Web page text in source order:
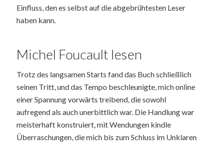
Einfluss, den es selbst auf die abgebrühtesten Leser
haben kann.
Michel Foucault lesen
Trotz des langsamen Starts fand das Buch schließlich
seinen Tritt, und das Tempo beschleunigte, mich online
einer Spannung vorwärts treibend, die sowohl
aufregend als auch unerbittlich war. Die Handlung war
meisterhaft konstruiert, mit Wendungen kindle
Überraschungen, die mich bis zum Schluss im Unklaren